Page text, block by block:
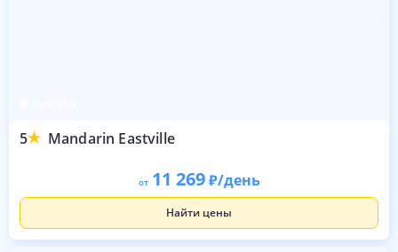
5 Mandarin Eastville
от 11 269 /день
Найти цены